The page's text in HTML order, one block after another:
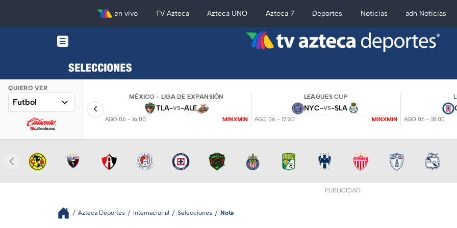
en vivo TV Azteca Azteca UNO Azteca 7 Deportes Noticias adn Noticias
QUIERO VER
Futbol
MÉXICO - LIGA DE EXPANSIÓN
TLA-VS-ALE
AGO 06 - 16:00 MINXMIN
LEAGUES CUP
NYC-VS-SLA
AGO 06 - 17:30 MINXMIN AGO 06 - 18:00
PUBLICIDAD
Azteca Deportes Internacional Selecciones Nota